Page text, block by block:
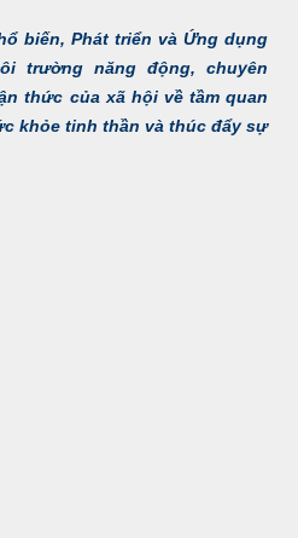
biến, Phát triển và Ứng dụng
trường năng động, chuyên
thức của xã hội về tầm quan
khỏe tinh thần và thúc đẩy sự